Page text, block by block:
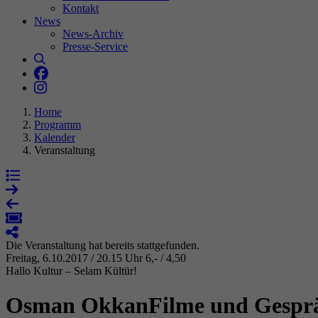
Kontakt
News
News-Archiv
Presse-Service
Literaturhaus Hannover bei Facebook
Literaturhaus Hannover bei Instagram
Home
Programm
Kalender
Veranstaltung
Die Veranstaltung hat bereits stattgefunden.
Freitag, 6.10.2017 / 20.15 Uhr 6,- / 4,50
Hallo Kultur – Selam Kültür!
Osman OkkanFilme und